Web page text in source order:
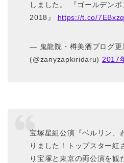
しました。 『ゴールデン
2018』 https://t.co/
— 鬼龍院・樽美酒ブログ更
(@zanyzapkiridaru) 2017
宝塚星組公演『ベルリン、
りました！トップスター紅
り宝塚と東京の両公演を観